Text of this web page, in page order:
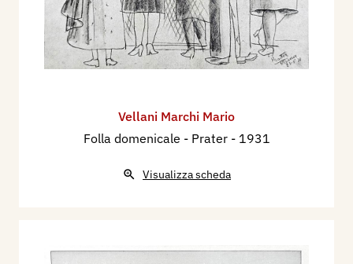
Vellani Marchi Mario
Folla domenicale - Prater - 1931
Visualizza scheda